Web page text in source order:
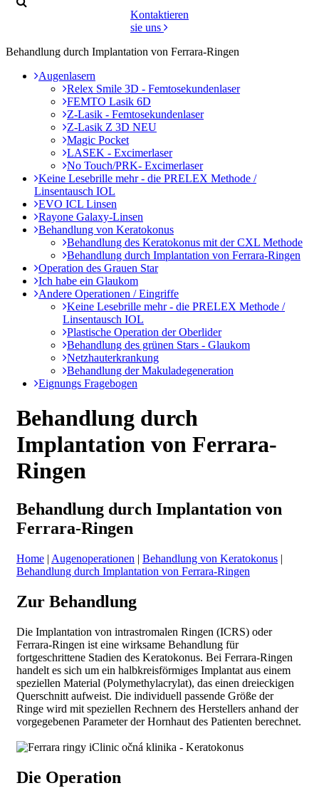
Kontaktieren
sie uns
Behandlung durch Implantation von Ferrara-Ringen
Augenlasern
Relex Smile 3D - Femtosekundenlaser
FEMTO Lasik 6D
Z-Lasik - Femtosekundenlaser
Z-Lasik Z 3D NEU
Magic Pocket
LASEK - Excimerlaser
No Touch/PRK- Excimerlaser
Keine Lesebrille mehr - die PRELEX Methode /
Linsentausch IOL
EVO ICL Linsen
Rayone Galaxy-Linsen
Behandlung von Keratokonus
Behandlung des Keratokonus mit der CXL Methode
Behandlung durch Implantation von Ferrara-Ringen
Operation des Grauen Star
Ich habe ein Glaukom
Andere Operationen / Eingriffe
Keine Lesebrille mehr - die PRELEX Methode /
Linsentausch IOL
Plastische Operation der Oberlider
Behandlung des grünen Stars - Glaukom
Netzhauterkrankung
Behandlung der Makuladegeneration
Eignungs Fragebogen
Behandlung durch
Implantation von Ferrara-
Ringen
Behandlung durch Implantation von
Ferrara-Ringen
Home | Augenoperationen | Behandlung von Keratokonus |
Behandlung durch Implantation von Ferrara-Ringen
Zur Behandlung
Die Implantation von intrastromalen Ringen (ICRS) oder
Ferrara-Ringen ist eine wirksame Behandlung für
fortgeschrittene Stadien des Keratokonus. Bei Ferrara-Ringen
handelt es sich um ein halbkreisförmiges Implantat aus einem
speziellen Material (Polymethylacrylat), das einen dreieckigen
Querschnitt aufweist. Die individuell passende Größe der
Ringe wird mit speziellen Rechnern des Herstellers anhand der
vorgegebenen Parameter der Hornhaut des Patienten berechnet.
Die Operation